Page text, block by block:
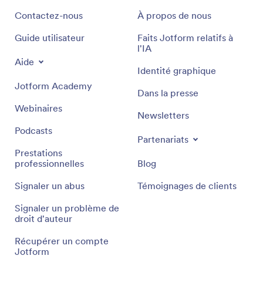
Contactez-nous
Guide utilisateur
Aide
Jotform Academy
Webinaires
Podcasts
Prestations
professionnelles
Signaler un abus
Signaler un problème de
droit d'auteur
Récupérer un compte
Jotform
À propos de nous
Faits Jotform relatifs à
l'IA
Identité graphique
Dans la presse
Newsletters
Partenariats
Blog
Témoignages de clients